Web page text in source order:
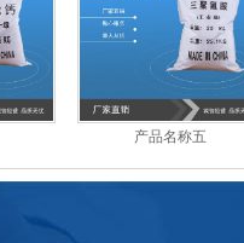
产品名称五